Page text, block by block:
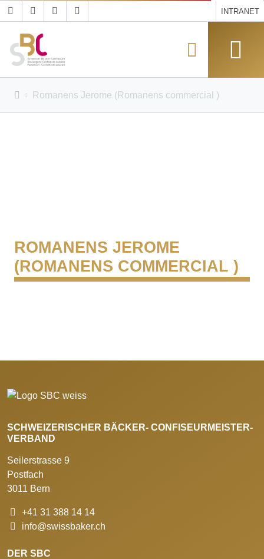
INTRANET
Romanens Jerome (Romanens commercial )
ROMANENS JEROME
(ROMANENS COMMERCIAL )
SCHWEIZERISCHER BÄCKER- CONFISEURMEISTER-
VERBAND
Seilerstrasse 9
Postfach
3011 Bern
+41 31 388 14 14
info@swissbaker.ch
DER SBC